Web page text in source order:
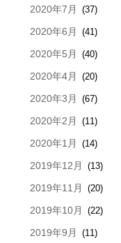
2020年7月 (37)
2020年6月 (41)
2020年5月 (40)
2020年4月 (20)
2020年3月 (67)
2020年2月 (11)
2020年1月 (14)
2019年12月 (13)
2019年11月 (20)
2019年10月 (22)
2019年9月 (11)